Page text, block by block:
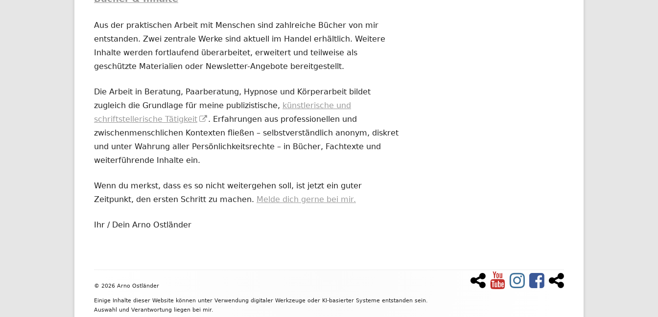
Aus der praktischen Arbeit mit Menschen sind zahlreiche Bücher von mir
entstanden. Zwei zentrale Werke sind aktuell im Handel erhältlich. Weitere
Inhalte werden fortlaufend überarbeitet, erweitert und teilweise als
geschützte Materialien oder Newsletter-Angebote bereitgestellt.
Die Arbeit in Beratung, Paarberatung, Hypnose und Körperarbeit bildet
zugleich die Grundlage für meine publizistische, künstlerische und
schriftstellerische Tätigkeit
In
neuem
Fenster
. Erfahrungen aus professionellen und
zwischenmenschlichen Kontexten fließen – selbstverständlich anonym, diskret
und unter Wahrung aller Persönlichkeitsrechte – in Bücher, Fachtexte und
weiterführende Inhalte ein.
Wenn du merkst, dass es so nicht weitergehen soll, ist jetzt ein guter
Zeitpunkt, den ersten Schritt zu machen. Melde dich gerne bei mir.
Ihr / Dein Arno Ostländer
Inhalt
© 2026 Arno Ostländer
Einige Inhalte dieser Website können unter Verwendung digitaler Werkzeuge oder KI-basierter Systeme entstanden sein.
Auswahl und Verantwortung liegen bei mir.
NewsletterYouTubeInstagramFacebookTiktok